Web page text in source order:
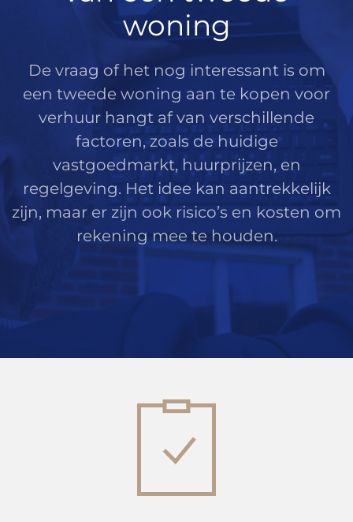
woning
De vraag of het nog interessant is om
een tweede woning aan te kopen voor
verhuur hangt af van verschillende
factoren, zoals de huidige
vastgoedmarkt, huurprijzen, en
regelgeving. Het idee kan aantrekkelijk
zijn, maar er zijn ook risico’s en kosten om
rekening mee te houden.